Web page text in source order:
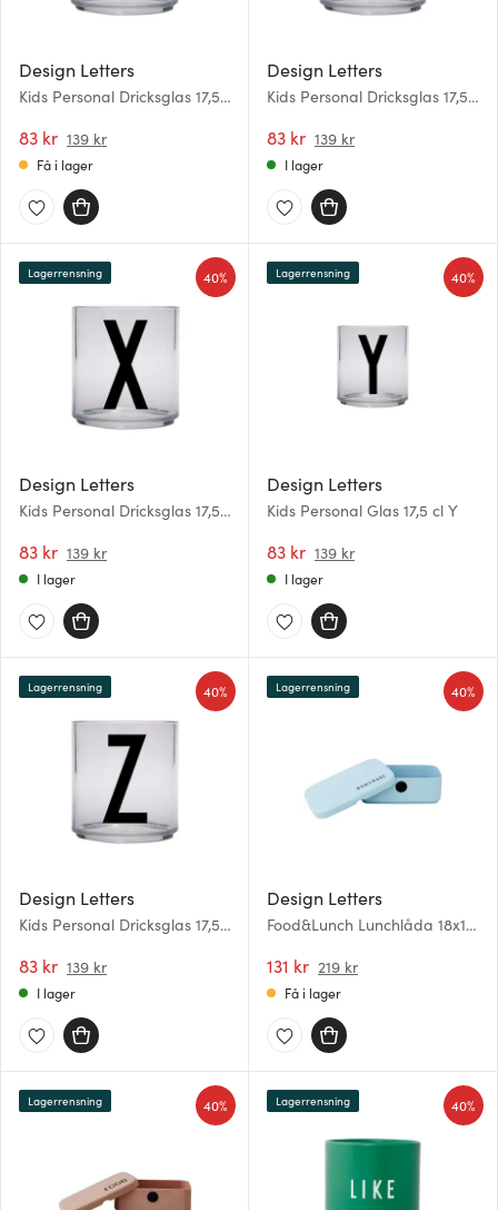
Design Letters
Kids Personal Dricksglas 17,5
83 kr 139 kr
Få i lager
Design Letters
Kids Personal Dricksglas 17,5
83 kr 139 kr
I lager
Design Letters
Kids Personal Dricksglas 17,5
83 kr 139 kr
40%
Lagerrensning
I lager
Design Letters
Kids Personal Glas 17,5 cl Y
83 kr 139 kr
40%
Lagerrensning
I lager
Design Letters
Kids Personal Dricksglas 17,5
83 kr 139 kr
40%
Lagerrensning
I lager
Design Letters
Food&Lunch Lunchlåda 18x11
131 kr 219 kr
40%
Lagerrensning
Få i lager
40%
Lagerrensning 40%
Lagerrensning